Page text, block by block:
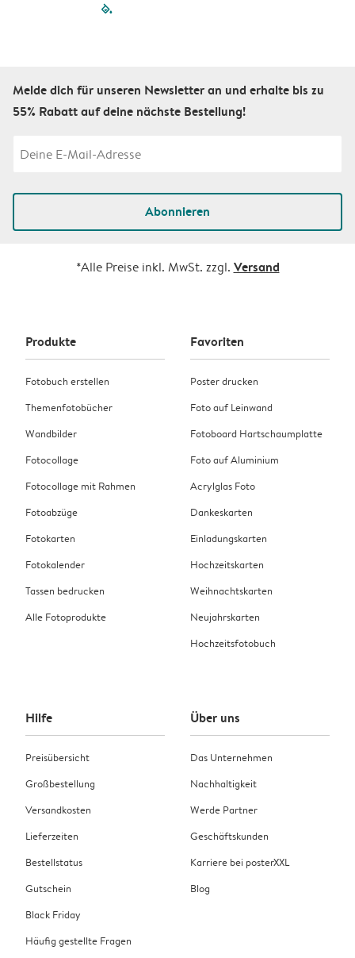
filled-pagination
Melde dich für unseren Newsletter an und erhalte bis zu
55% Rabatt auf deine nächste Bestellung!
Abonnieren
*Alle Preise inkl. MwSt. zzgl. Versand
Produkte
Fotobuch erstellen
Themenfotobücher
Wandbilder
Fotocollage
Fotocollage mit Rahmen
Fotoabzüge
Fotokarten
Fotokalender
Tassen bedrucken
Alle Fotoprodukte
Favoriten
Poster drucken
Foto auf Leinwand
Fotoboard Hartschaumplatte
Foto auf Aluminium
Acrylglas Foto
Dankeskarten
Einladungskarten
Hochzeitskarten
Weihnachtskarten
Neujahrskarten
Hochzeitsfotobuch
Hilfe
Preisübersicht
Großbestellung
Versandkosten
Lieferzeiten
Bestellstatus
Gutschein
Black Friday
Häufig gestellte Fragen
Über uns
Das Unternehmen
Nachhaltigkeit
Werde Partner
Geschäftskunden
Karriere bei posterXXL
Blog